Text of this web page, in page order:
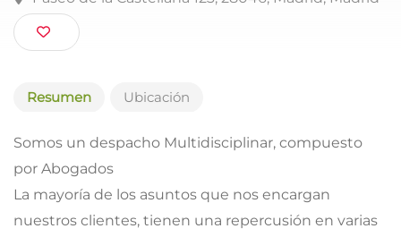
Paseo de la Castellana 123, 28046, Madrid,
Resumen Ubicación
Somos un despacho Multidisciplinar, compuesto
por Abogados
La mayoría de los asuntos que nos encargan
nuestros clientes, tienen una repercusión en varias